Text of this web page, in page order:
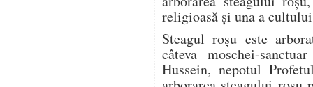
religioasă și una a
Steagul roșu este
câteva moschei-
Hussein, nepotul